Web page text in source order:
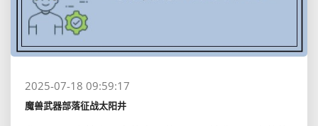
2025-07-18 09:59:17
魔兽武器部落征战太阳井